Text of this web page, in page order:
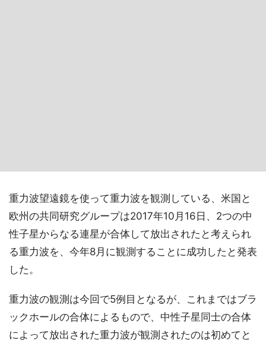
重力波望遠鏡を使って重力波を観測している、米国と
欧州の共同研究グループは2017年10月16日、2つの中
性子星からなる連星が合体して放出されたと考えられ
る重力波を、今年8月に観測することに成功したと発表
した。
重力波の観測は今回で5例目となるが、これまではブラ
ックホールの合体によるもので、中性子星同士の合体
によって放出された重力波が観測されたのは初めてと